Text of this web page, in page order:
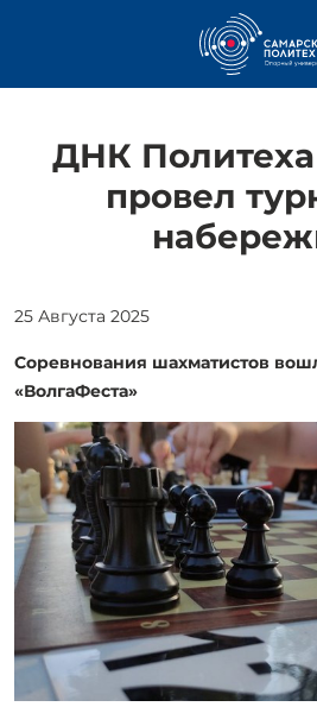
ДНК
провел
25 Августа 2025
Соревнования шахматистов
«ВолгаФеста»